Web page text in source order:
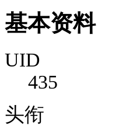
基本资料
UID
435
头衔